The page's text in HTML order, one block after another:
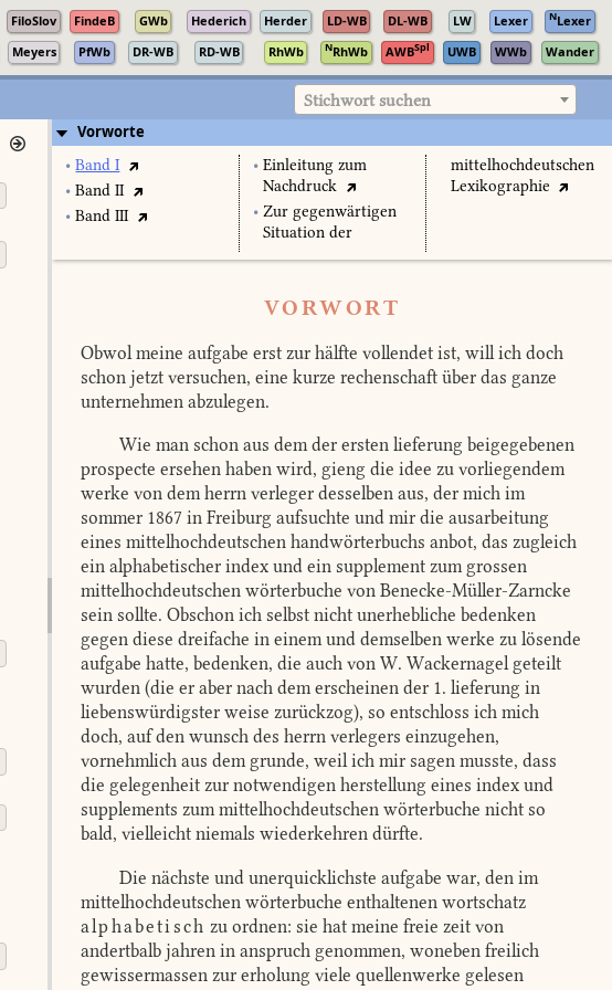
FiloSlov FindeB GWb Hederich Herder LD-WB DL-WB LW Lexer NLexer
Meyers PfWb DR-WB RD-WB RhWb NRhWb AWBSpl UWB WWb Wander
Stichwort suchen
Vorworte
• Band I
• Band II
• Band III
• Einleitung zum
Nachdruck
• Zur gegenwärtigen
Situation der
mittelhochdeutschen
Lexikographie
VORWORT
Obwol meine aufgabe erst zur hälfte vollendet ist, will ich doch
schon jetzt versuchen, eine kurze rechenschaft über das ganze
unternehmen abzulegen.
Wie man schon aus dem der ersten lieferung beigegebenen
prospecte ersehen haben wird, gieng die idee zu vorliegendem
werke von dem herrn verleger desselben aus, der mich im
sommer 1867 in Freiburg aufsuchte und mir die ausarbeitung
eines mittelhochdeutschen handwörterbuchs anbot, das zugleich
ein alphabetischer index und ein supplement zum grossen
mittelhochdeutschen wörterbuche von Benecke-Müller-Zarncke
sein sollte. Obschon ich selbst nicht unerhebliche bedenken
gegen diese dreifache in einem und demselben werke zu lösende
aufgabe hatte, bedenken, die auch von W. Wackernagel geteilt
wurden (die er aber nach dem erscheinen der 1. lieferung in
liebenswürdigster weise zurückzog), so entschloss ich mich
doch, auf den wunsch des herrn verlegers einzugehen,
vornehmlich aus dem grunde, weil ich mir sagen musste, dass
die gelegenheit zur notwendigen herstellung eines index und
supplements zum mittelhochdeutschen wörterbuche nicht so
bald, vielleicht niemals wiederkehren dürfte.
Die nächste und unerquicklichste aufgabe war, den im
mittelhochdeutschen wörterbuche enthaltenen wortschatz
alphabetisch zu ordnen: sie hat meine freie zeit von
andertbalb jahren in anspruch genommen, woneben freilich
gewissermassen zur erholung viele quellenwerke gelesen